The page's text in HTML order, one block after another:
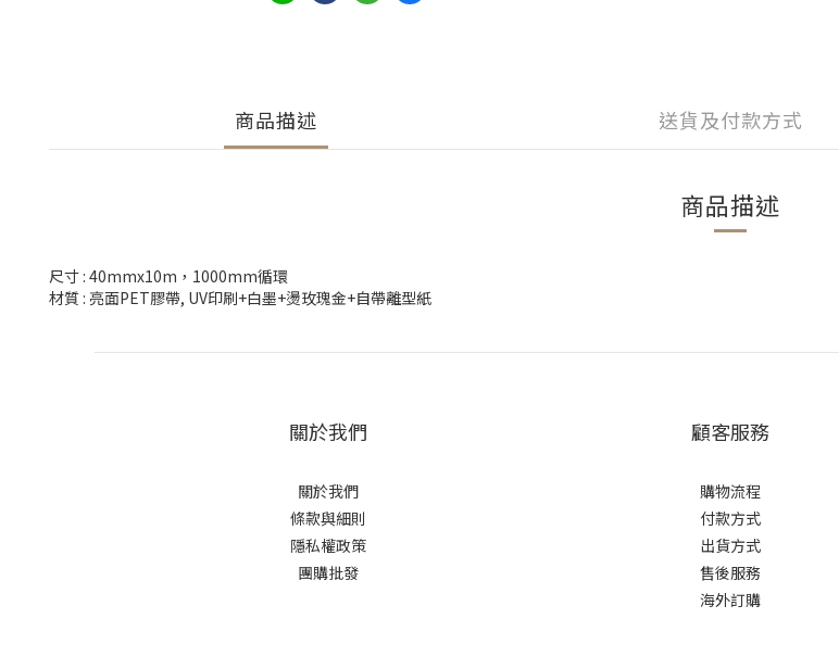
商品描述 送貨及付款方式
商品描述
尺寸 : 40mmx10m，1000mm循環
材質 : 亮面PET膠帶, UV印刷+白墨+燙玫瑰金+自帶離型紙
關於我們
關於我們
條款與細則
隱私權政策
團購批發
顧客服務
購物流程
付款方式
出貨方式
售後服務
海外訂購